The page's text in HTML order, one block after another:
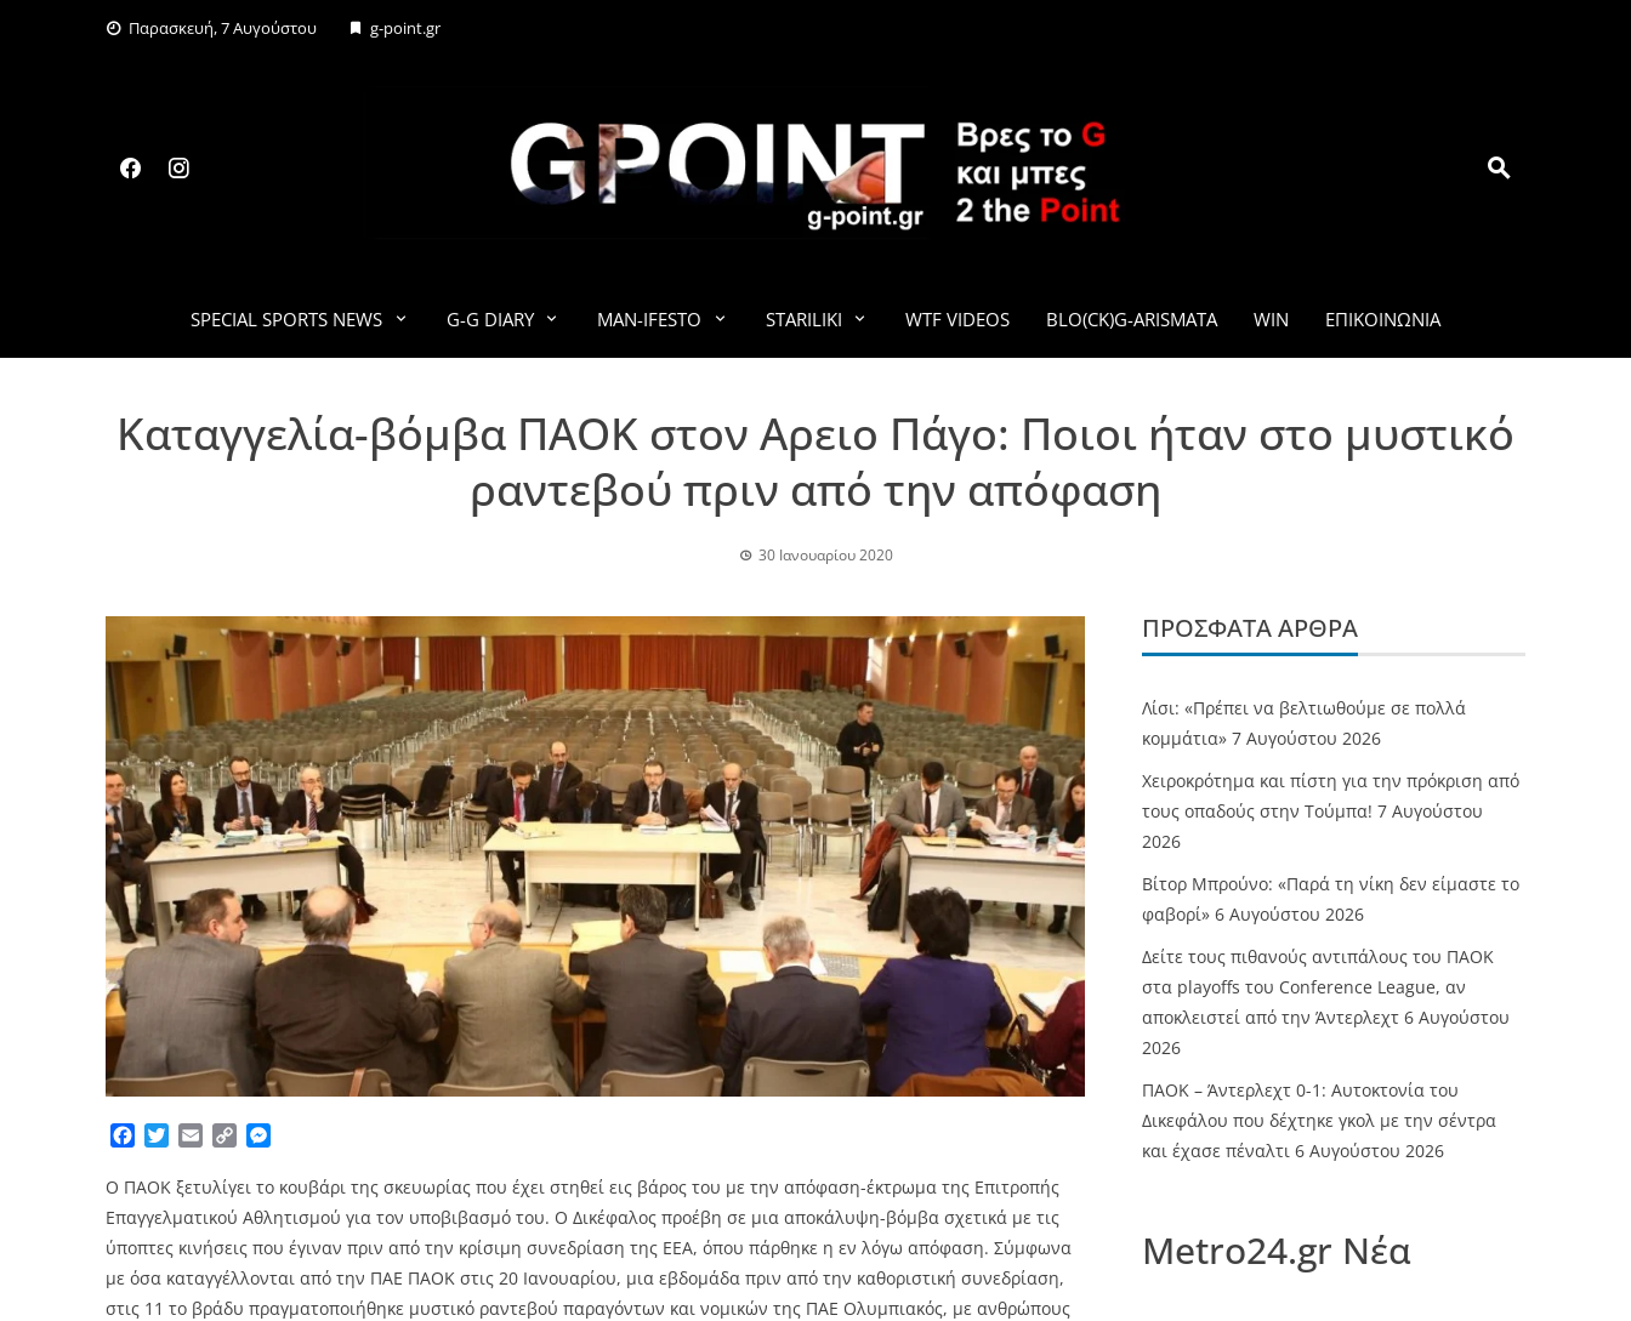
Παρασκευή, 7 Αυγούστου g-point.gr
G-POINT.GR
SPECIAL SPORTS NEWS G-G DIARY MAN-IFESTO STARILIKI WTF VIDEOS BLO(CK)G-ARISMATA WIN ΕΠΙΚΟΙΝΩΝΊΑ
Καταγγελία-βόμβα ΠΑΟΚ στον Αρειο Πάγο: Ποιοι ήταν στο μυστικό
ραντεβού πριν από την απόφαση
30 Ιανουαρίου 2020
Facebook
TwitterEmailCopy
Ο ΠΑΟΚ ξετυλίγει το κουβάρι της σκευωρίας που έχει στηθεί εις βάρος του με την απόφαση-έκτρωμα της Επιτροπής
Επαγγελματικού Αθλητισμού για τον υποβιβασμό του. Ο Δικέφαλος προέβη σε μια αποκάλυψη-βόμβα σχετικά με τις
ύποπτες κινήσεις που έγιναν πριν από την κρίσιμη συνεδρίαση της ΕΕΑ, όπου πάρθηκε η εν λόγω απόφαση. Σύμφωνα
με όσα καταγγέλλονται από την ΠΑΕ ΠΑΟΚ στις 20 Ιανουαρίου, μια εβδομάδα πριν από την καθοριστική συνεδρίαση,
στις 11 το βράδυ πραγματοποιήθηκε μυστικό ραντεβού παραγόντων και νομικών της ΠΑΕ Ολυμπιακός, με ανθρώπους
ΠΡΌΣΦΑΤΑ ΆΡΘΡΑ
Λίσι: «Πρέπει να βελτιωθούμε σε πολλά
κομμάτια» 7 Αυγούστου 2026
Χειροκρότημα και πίστη για την πρόκριση από
τους οπαδούς στην Τούμπα! 7 Αυγούστου
2026
Βίτορ Μπρούνο: «Παρά τη νίκη δεν είμαστε το
φαβορί» 6 Αυγούστου 2026
Δείτε τους πιθανούς αντιπάλους του ΠΑΟΚ
στα playoffs του Conference League, αν
αποκλειστεί από την Άντερλεχτ 6 Αυγούστου
2026
ΠΑΟΚ – Άντερλεχτ 0-1: Αυτοκτονία του
Δικεφάλου που δέχτηκε γκολ με την σέντρα
και έχασε πέναλτι 6 Αυγούστου 2026
Metro24.gr Νέα